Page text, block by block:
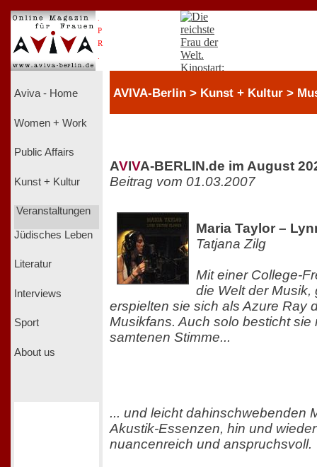
P
R
Aviva - Home
Women + Work
Public Affairs
Kunst + Kultur
Veranstaltungen
Jüdisches Leben
Literatur
Interviews
Sport
About us
AVIVA-Berlin > Kunst + Kultur >
AVIVA-BERLIN.de im August
Beitrag vom 01.03.2007
Maria Taylor –
Tatjana Zilg
Mit einer College-
die Welt der Musik,
erspielten sie sich als Azure Ray
Musikfans. Auch solo besticht sie
samtenen Stimme...
... und leicht dahinschwebenden
Akustik-Essenzen, hin und
nuancenreich und anspruchsvoll.